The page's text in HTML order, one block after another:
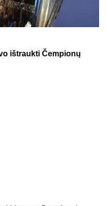
ištraukti Čempionų